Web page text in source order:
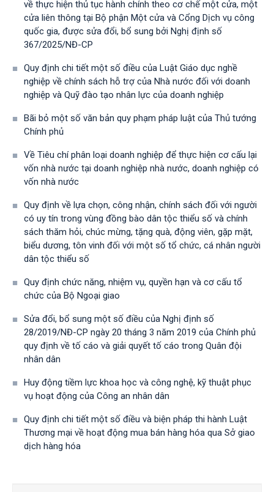
về thực hiện thủ tục hành chính theo cơ chế một cửa, một
cửa liên thông tại Bộ phận Một cửa và Cổng Dịch vụ công
quốc gia, được sửa đổi, bổ sung bởi Nghị định số
367/2025/NĐ-СР
Quy định chi tiết một số điều của Luật Giáo dục nghề
nghiệp về chính sách hỗ trợ của Nhà nước đối với doanh
nghiệp và Quỹ đào tạo nhân lực của doanh nghiệp
Bãi bỏ một số văn bản quy phạm pháp luật của Thủ tướng
Chính phủ
Về Tiêu chí phân loại doanh nghiệp để thực hiện cơ cấu lại
vốn nhà nước tại doanh nghiệp nhà nước, doanh nghiệp có
vốn nhà nước
Quy định về lựa chọn, công nhận, chính sách đối với người
có uy tín trong vùng đồng bào dân tộc thiểu số và chính
sách thăm hỏi, chúc mừng, tặng quà, động viên, gặp mặt,
biểu dương, tôn vinh đối với một số tổ chức, cá nhân người
dân tộc thiểu số
Quy định chức năng, nhiệm vụ, quyền hạn và cơ cấu tổ
chức của Bộ Ngoại giao
Sửa đổi, bổ sung một số điều của Nghị định số
28/2019/NĐ-CР ngày 20 tháng 3 năm 2019 của Chính phủ
quy định về tố cáo và giải quyết tố cáo trong Quân đội
nhân dân
Huy động tiềm lực khoa học và công nghệ, kỹ thuật phục
vụ hoạt động của Công an nhân dân
Quy định chi tiết một số điều và biện pháp thi hành Luật
Thương mại về hoạt động mua bán hàng hóa qua Sở giao
dịch hàng hóa